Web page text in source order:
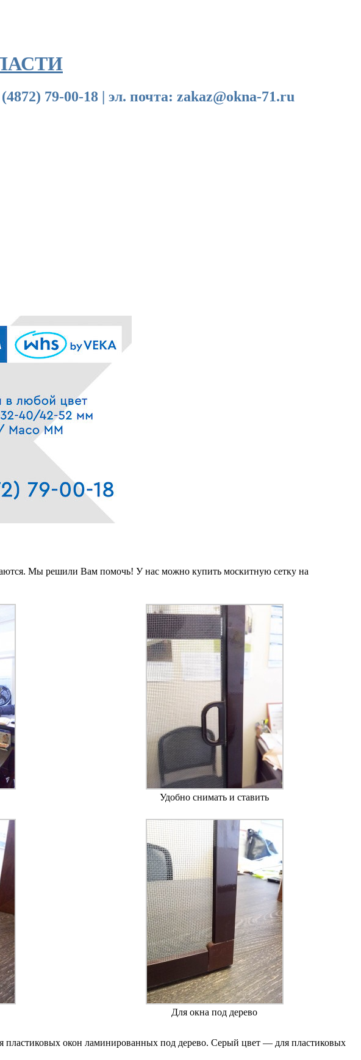
00-18 | эл. почта: zakaz@okna-71.ru
Мы решили Вам помочь! У нас можно купить москитную сетку на
Удобно снимать и ставить
Для окна под дерево
окон ламинированных под дерево. Серый цвет — для пластиковых